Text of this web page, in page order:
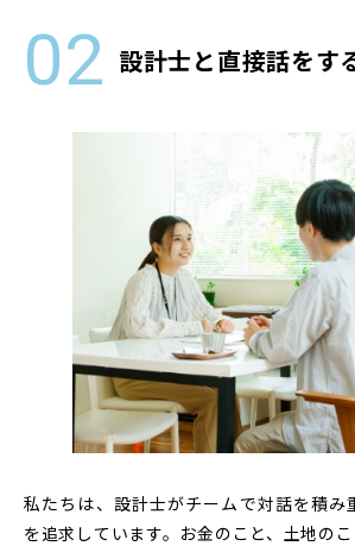
設計士と直接話をす
私たちは、設計士がチームで対話を積み
を追求しています。お金のこと、土地のこ